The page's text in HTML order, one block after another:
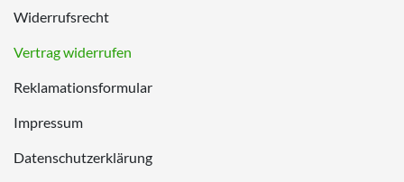
Widerrufsrecht
Vertrag widerrufen
Reklamationsformular
Impressum
Datenschutzerklärung